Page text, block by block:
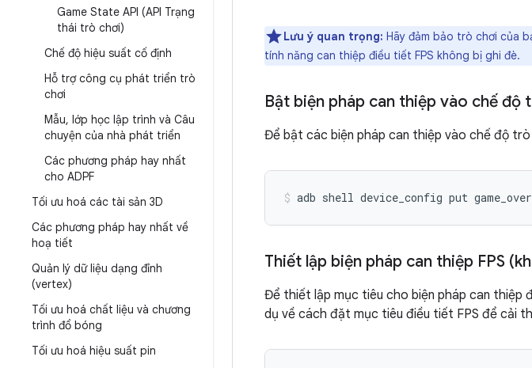
Game State API (API Trạng
thái trò chơi)
Chế độ hiệu suất cố định
Hỗ trợ công cụ phát triển trò
chơi
Mẫu, lớp học lập trình và Câu
chuyện của nhà phát triển
Các phương pháp hay nhất
cho ADPF
Tối ưu hoá các tài sản 3D
Các phương pháp hay nhất về
hoạ tiết
Quản lý dữ liệu dạng đỉnh
(vertex)
Tối ưu hoá chất liệu và chương
trình đổ bóng
Tối ưu hoá hiệu suất pin
Lưu ý quan trọng: Hãy đảm bảo trò chơi của
tính năng can thiệp điều tiết FPS không bị ghi đè.
Bật biện pháp can thiệp vào chế độ
Để bật các biện pháp can thiệp vào chế độ
adb shell device_config put
Thiết lập biện pháp can thiệp FPS
​​Để thiết lập mục tiêu cho biện pháp can thiệp
dụ về cách đặt mục tiêu điều tiết FPS để cải